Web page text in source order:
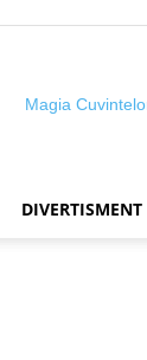
DIVERTISMENT